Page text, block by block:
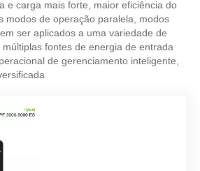
e carga mais forte, maior eficiência do
modos de operação paralela, modos
ser aplicados a uma variedade de
fontes de energia de entrada
de gerenciamento inteligente,